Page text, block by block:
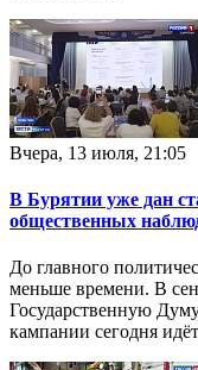
Вчера, 13 июля, 21:05
В Бурятии уже дан
общественных
До главного
меньше времени. В
Государственную
кампании сегодня